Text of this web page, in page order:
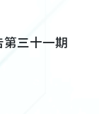
三十一期